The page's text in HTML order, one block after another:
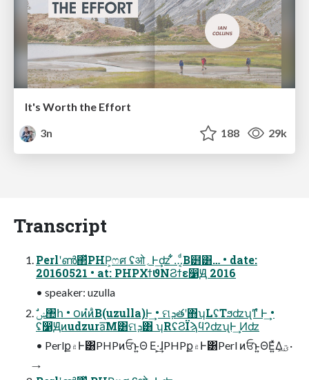
It's Worth the Effort
3n
188 29k
Transcript
Perlʹൺ΂ͯPHP͕ෆศ ʢओ؍Ͱ͢ʣ ͋͋…͔ͩΒ๻͸… • date:
20160521 • at: PHPΧϯϑΝϨϯε෱Ԭ 2016
• speaker: uzulla
ʢ෱Ԭͷudzura͞Μ͸ମܕ͸ ʮRʢϨΪϡϥʔʣʯͰ͢ Ͷʣ
• Perlք۾Ͱ͸PHPͷਓͱ͍Θ Ε·͕͢ɺPHPք۾Ͱ͸Perl ͷਓͱ͍ΘΕ͍ͯΔؾ͕͠·